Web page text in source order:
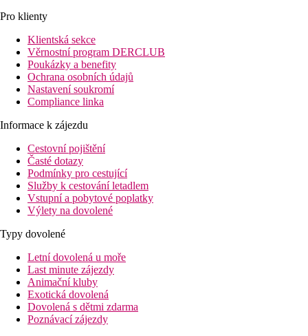
Pro klienty
Klientská sekce
Věrnostní program DERCLUB
Poukázky a benefity
Ochrana osobních údajů
Nastavení soukromí
Compliance linka
Informace k zájezdu
Cestovní pojištění
Časté dotazy
Podmínky pro cestující
Služby k cestování letadlem
Vstupní a pobytové poplatky
Výlety na dovolené
Typy dovolené
Letní dovolená u moře
Last minute zájezdy
Animační kluby
Exotická dovolená
Dovolená s dětmi zdarma
Poznávací zájezdy